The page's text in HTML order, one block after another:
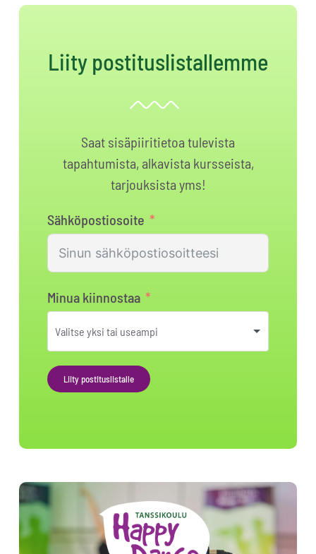
Liity postituslistallemme
Saat sisäpiiritietoa tulevista
tapahtumista, alkavista kursseista,
tarjouksista yms!
Sähköpostiosoite
Minua kiinnostaa
Liity postituslistalle